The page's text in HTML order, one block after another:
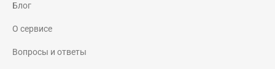
Блог
О сервисе
Вопросы и ответы